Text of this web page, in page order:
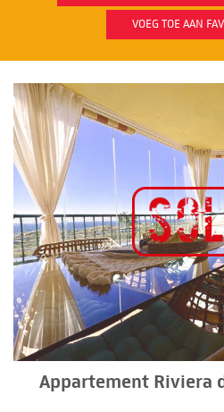
VOEG TOE AAN
Appartement Riviera